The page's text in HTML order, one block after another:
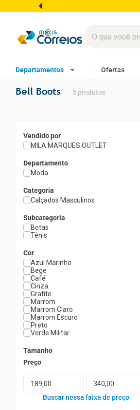
Departamentos Ofertas
Bell Boots 5 produtos
MILA MARQUES OUTLET
Departamento
Moda
Categoria
Calçados Masculinos
Subcategoria
Botas
Tênis
Cor
Azul Marinho
Bege
Café
Cinza
Grafite
Marrom
Marrom Claro
Marrom Escuro
Preto
Verde Militar
Tamanho
37
38
39
40
41